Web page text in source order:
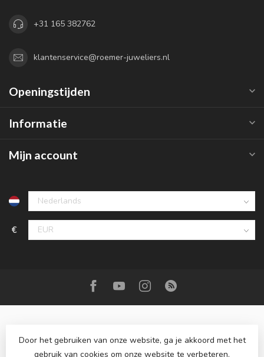
+31 165 382762
klantenservice@roemer-juweliers.nl
Openingstijden
Informatie
Mijn account
€
Door het gebruiken van onze website, ga je akkoord met het
gebruik van cookies om onze website te verbeteren.